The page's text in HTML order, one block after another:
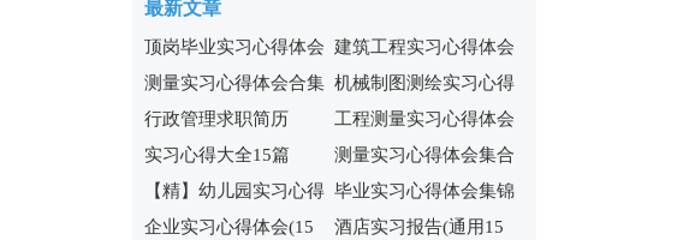
最新文章
顶岗毕业实习心得体会 建筑工程实习心得体会
14篇
测量实习心得体会合集
15篇
机械制图测绘实习心得
(6篇)
行政管理求职简历
工程测量实习心得体会
(汇编15篇)
实习心得大全15篇
测量实习心得体会集合
15篇
【精】幼儿园实习心得 毕业实习心得体会集锦
企业实习心得体会(15
酒店实习报告(通用15